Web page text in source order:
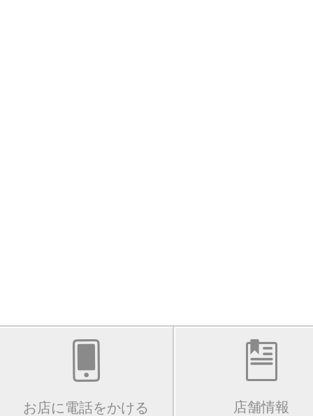
お店に電話をかける 店舗情報